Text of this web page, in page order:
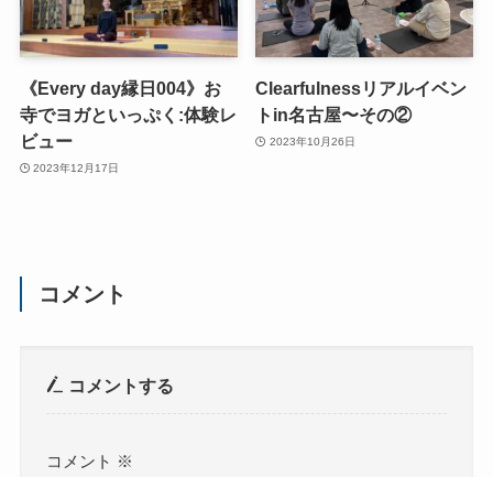
《Every day縁日004》お
寺でヨガといっぷく:体験レ
ビュー
2023年12月17日
Clearfulnessリアルイベン
トin名古屋〜その②
2023年10月26日
コメント
コメントする
コメント ※